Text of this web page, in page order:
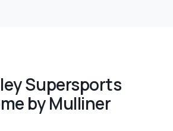
Supersports
by Mulliner